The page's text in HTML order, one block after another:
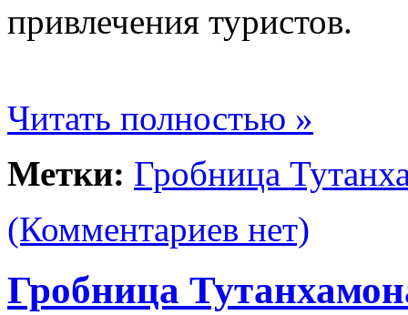
привлечения туристов.
Читать полностью »
Метки: Гробница
(Комментариев нет)
Гробница